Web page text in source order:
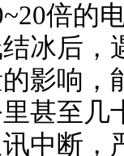
倍的
冰后，
影响，
甚至几
中断，